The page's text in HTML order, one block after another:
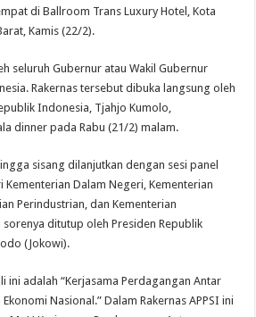
di Ballroom Trans Luxury Hotel, Kota
Kamis (22/2).
seluruh Gubernur atau Wakil Gubernur
Rakernas tersebut dibuka langsung oleh
Indonesia, Tjahjo Kumolo,
dinner pada Rabu (21/2) malam.
sisang dilanjutkan dengan sesi panel
Dalam Negeri, Kementerian
Perindustrian, dan Kementerian
ditutup oleh Presiden Republik
(Jokowi).
ini adalah “Kerjasama Perdagangan Antar
Nasional.” Dalam Rakernas APPSI ini